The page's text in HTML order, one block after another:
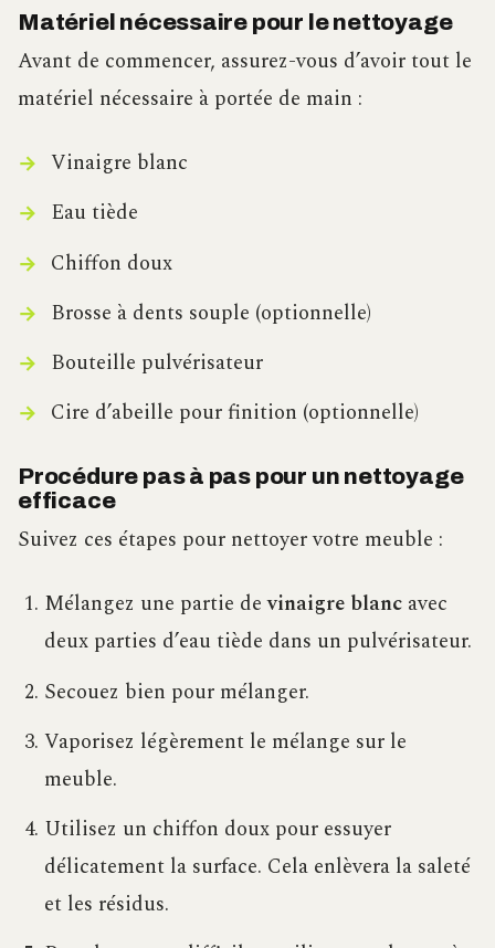
Matériel nécessaire pour le nettoyage
Avant de commencer, assurez-vous d’avoir tout le
matériel nécessaire à portée de main :
Vinaigre blanc
Eau tiède
Chiffon doux
Brosse à dents souple (optionnelle)
Bouteille pulvérisateur
Cire d’abeille pour finition (optionnelle)
Procédure pas à pas pour un nettoyage
efficace
Suivez ces étapes pour nettoyer votre meuble :
Mélangez une partie devinaigre blanc avec
deux parties d’eau tiède dans un pulvérisateur.
Secouez bien pour mélanger.
Vaporisez légèrement le mélange sur le
meuble.
Utilisez un chiffon doux pour essuyer
délicatement la surface. Cela enlèvera la saleté
et les résidus.